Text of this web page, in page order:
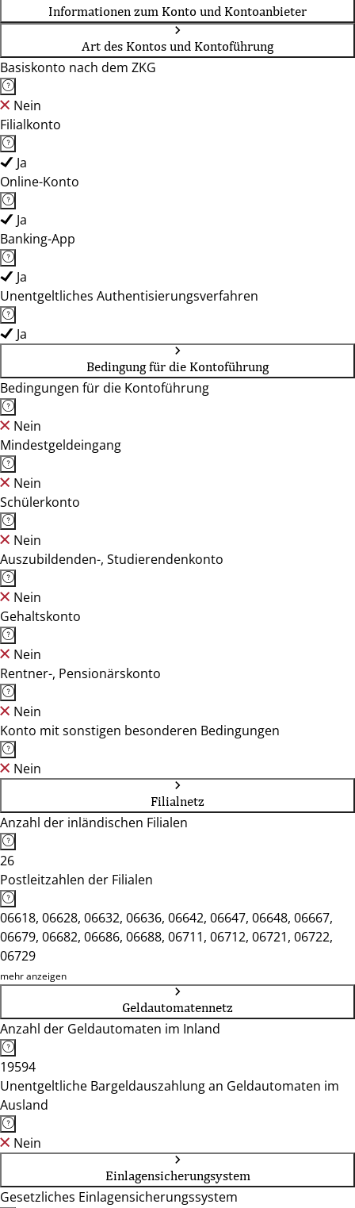
Informationen zum Konto und Kontoanbieter
Art des Kontos und Kontoführung
Basiskonto nach dem ZKG
Nein
Filialkonto
Ja
Online-Konto
Ja
Banking-App
Ja
Unentgeltliches Authentisierungsverfahren
Ja
Bedingung für die Kontoführung
Bedingungen für die Kontoführung
Nein
Mindestgeldeingang
Nein
Schülerkonto
Nein
Auszubildenden-, Studierendenkonto
Nein
Gehaltskonto
Nein
Rentner-, Pensionärskonto
Nein
Konto mit sonstigen besonderen Bedingungen
Nein
Filialnetz
Anzahl der inländischen Filialen
26
Postleitzahlen der Filialen
06618, 06628, 06632, 06636, 06642, 06647, 06648, 06667,
06679, 06682, 06686, 06688, 06711, 06712, 06721, 06722,
06729
mehr anzeigen
Geldautomatennetz
Anzahl der Geldautomaten im Inland
19594
Unentgeltliche Bargeldauszahlung an Geldautomaten im
Ausland
Nein
Einlagensicherungsystem
Gesetzliches Einlagensicherungssystem